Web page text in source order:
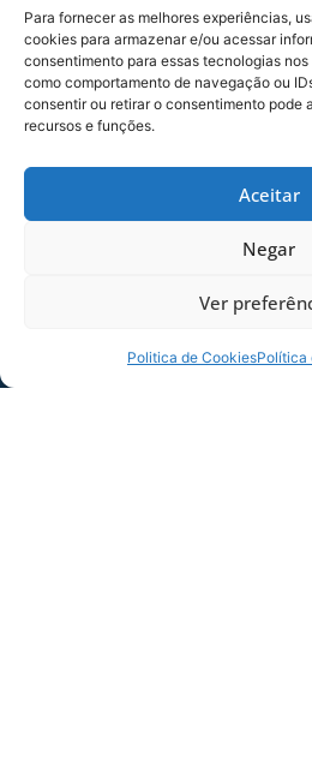
Para fornecer as melhores experiências,
cookies para armazenar e/ou acessar
consentimento para essas tecnologias
como comportamento de navegação ou
consentir ou retirar o consentimento pode
recursos e funções.
Aceitar
Negar
Ver
Politica de CookiesPolítica
habitantes e ocupa uma
quilômetros quadrados. Os
limítrofes são: Laguna-SC,
Brava-SC, Paulo Lopes-SC,
Gravatal-SC e Armazém-SC.